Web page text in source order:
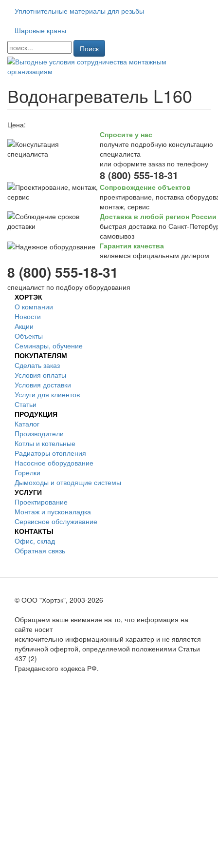
Уплотнительные материалы для резьбы
Шаровые краны
Поиск
Водонагреватель L160
Цена:
Спросите у нас
получите подробную консультацию
специалиста
или оформите заказ по телефону
8 (800) 555-18-31
Сопровождение объектов
проектирование, поставка
монтаж, сервис
Доставка в любой регион России
быстрая доставка по Санкт-
самовывоз
Гарантия качества
являемся официальным дилером
8 (800) 555-18-31
специалист по подбору оборудования
ХОРТЭК
О компании
Новости
Акции
Объекты
Семинары, обучение
ПОКУПАТЕЛЯМ
Сделать заказ
Условия оплаты
Условия доставки
Услуги для клиентов
Статьи
ПРОДУКЦИЯ
Каталог
Производители
Котлы и котельные
Радиаторы отопления
Насосное оборудование
Горелки
Дымоходы и отводящие системы
УСЛУГИ
Проектирование
Монтаж и пусконаладка
Сервисное обслуживание
КОНТАКТЫ
Офис, склад
Обратная связь
© ООО "Хортэк", 2003-2026
Обращаем ваше внимание на то, что информация на
сайте носит
исключительно информационный характер и не является
публичной офертой, определяемой положениями Статьи
437 (2)
Гражданского кодекса РФ.